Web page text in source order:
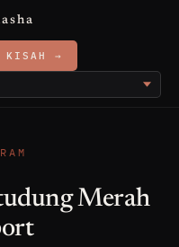
KISAH →
Merah